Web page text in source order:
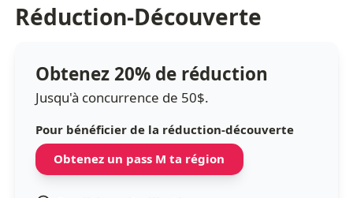
Réduction-Découverte
Obtenez 20% de réduction
Jusqu'à concurrence de 50$.
Pour bénéficier de la réduction-découverte
Obtenez un pass M ta région